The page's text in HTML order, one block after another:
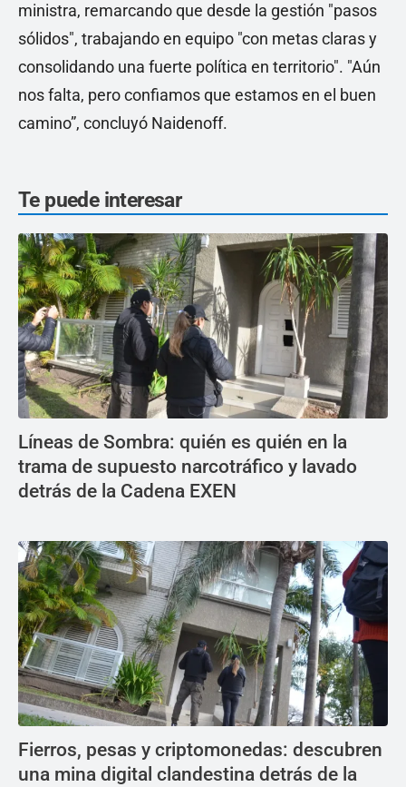
ministra, remarcando que desde la gestión "pasos
sólidos", trabajando en equipo "con metas claras y
consolidando una fuerte política en territorio". "Aún
nos falta, pero confiamos que estamos en el buen
camino”, concluyó Naidenoff.
Te puede interesar
Líneas de Sombra: quién es quién en la
trama de supuesto narcotráfico y lavado
detrás de la Cadena EXEN
Fierros, pesas y criptomonedas: descubren
una mina digital clandestina detrás de la